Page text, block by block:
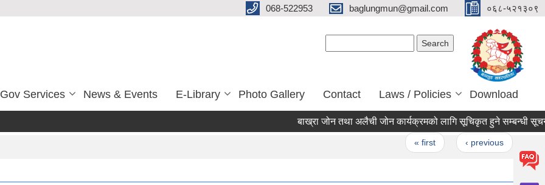
068-522953 baglungmun@gmail.com ०६८-५२१३०९
Services News & Events E-Library Photo Gallery Contact Laws / Policies Download
बाख्रा जोन तथा अलैची जोन कार्यक्रमको लागि सूचिकृत हुने सम्बन्धी सूचना !!!
« first ‹ previous